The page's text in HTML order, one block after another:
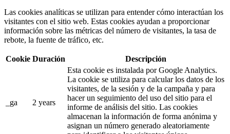
Las cookies analíticas se utilizan para entender cómo interactúan los
visitantes con el sitio web. Estas cookies ayudan a proporcionar
información sobre las métricas del número de visitantes, la tasa de
rebote, la fuente de tráfico, etc.
Cookie Duración Descripción
_ga 2 years
Esta cookie es instalada por Google Analytics.
La cookie se utiliza para calcular los datos de los
visitantes, de la sesión y de la campaña y para
hacer un seguimiento del uso del sitio para el
informe de análisis del sitio. Las cookies
almacenan la información de forma anónima y
asignan un número generado aleatoriamente